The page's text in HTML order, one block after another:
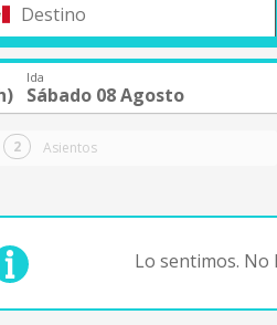
Ida
Sábado 08 Agosto
Asientos
Lo sentimos.